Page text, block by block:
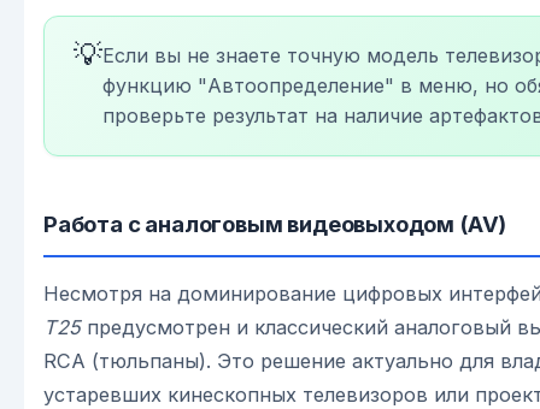
💡Если вы не знаете точную модель
функцию "Автоопределение" в меню, но
проверьте результат на наличие
Работа с аналоговым видеовыходом (AV)
Несмотря на доминирование цифровых
Т25предусмотрен и классический аналоговый
RCA (тюльпаны). Это решение актуально для
устаревших кинескопных телевизоров или